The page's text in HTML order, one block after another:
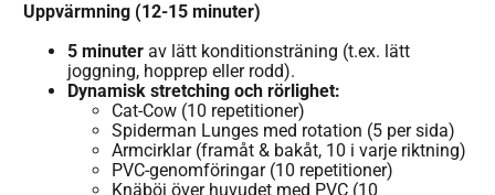
Uppvärmning (12-15 minuter)
5 minuter av lätt konditionsträning (t.ex. lätt
joggning, hopprep eller rodd).
Dynamisk stretching och rörlighet:
Cat-Cow (10 repetitioner)
Spiderman Lunges med rotation (5 per sida)
Armcirklar (framåt & bakåt, 10 i varje riktning)
PVC-genomföringar (10 repetitioner)
Knäböj över huvudet med PVC (10